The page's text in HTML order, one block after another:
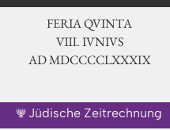
FERIA QUINTA
Ⅷ. IVNIVS
AD ⅯⅮⅭⅭⅭⅭⅬⅩⅩⅩⅨ
🕎 Jüdische Zeitrechnung